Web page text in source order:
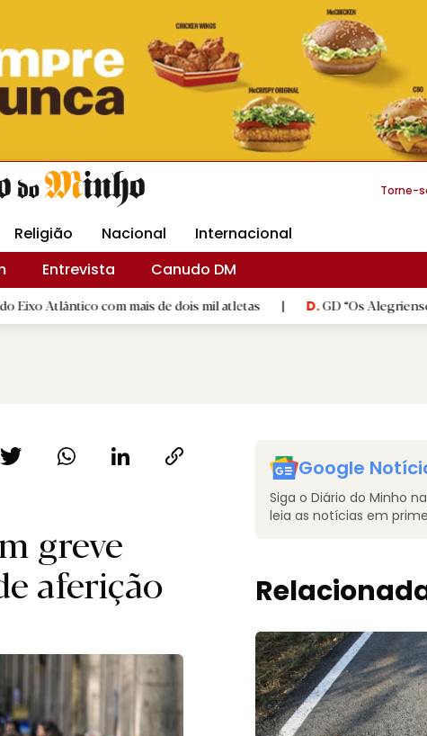
Livraria DM Arquidiocese Braga
Torne-
Religião Nacional
Internacional
Entrevista
Canudo DM
com mais de dois mil atletas | D.GD “Os Alegrienses" celebra
greve
aferição
Google
Siga o Diário do Minho
leia as notícias em